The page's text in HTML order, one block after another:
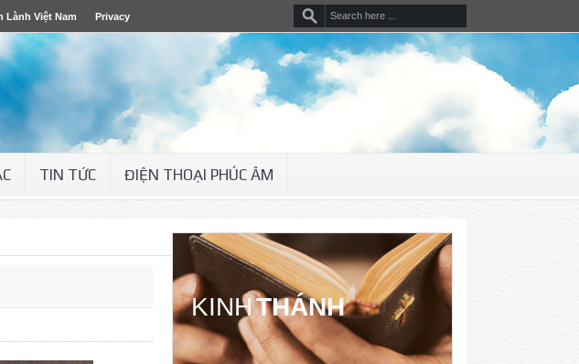
Lành Việt Nam Privacy
TIN TỨC ĐIỆN THOẠI PHÚC ÂM
KINHTHÁNH